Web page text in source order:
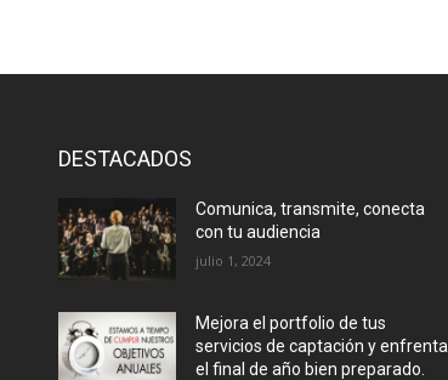
DESTACADOS
Comunica, transmite, conecta
con tu audiencia
julio 1, 2024
Mejora el portfolio de tus
servicios de captación y enfrenta
el final de año bien preparado.